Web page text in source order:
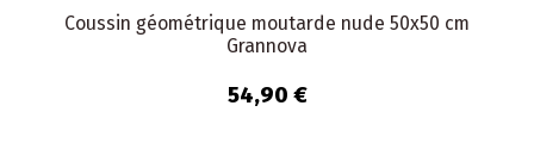
Coussin géométrique moutarde nude 50x50 cm
Grannova
54,90 €